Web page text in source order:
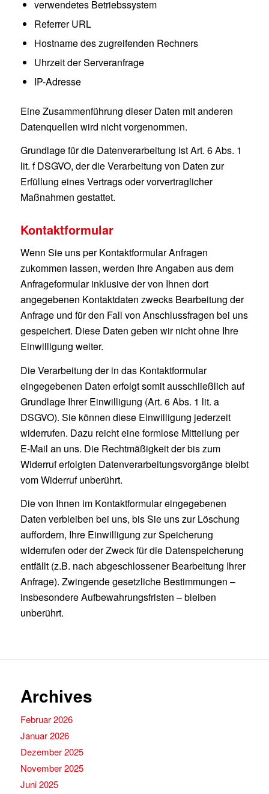
verwendetes Betriebssystem
Referrer URL
Hostname des zugreifenden Rechners
Uhrzeit der Serveranfrage
IP-Adresse
Eine Zusammenführung dieser Daten mit anderen
Datenquellen wird nicht vorgenommen.
Grundlage für die Datenverarbeitung ist Art. 6 Abs. 1
lit. f DSGVO, der die Verarbeitung von Daten zur
Erfüllung eines Vertrags oder vorvertraglicher
Maßnahmen gestattet.
Kontaktformular
Wenn Sie uns per Kontaktformular Anfragen
zukommen lassen, werden Ihre Angaben aus dem
Anfrageformular inklusive der von Ihnen dort
angegebenen Kontaktdaten zwecks Bearbeitung der
Anfrage und für den Fall von Anschlussfragen bei uns
gespeichert. Diese Daten geben wir nicht ohne Ihre
Einwilligung weiter.
Die Verarbeitung der in das Kontaktformular
eingegebenen Daten erfolgt somit ausschließlich auf
Grundlage Ihrer Einwilligung (Art. 6 Abs. 1 lit. a
DSGVO). Sie können diese Einwilligung jederzeit
widerrufen. Dazu reicht eine formlose Mitteilung per
E-Mail an uns. Die Rechtmäßigkeit der bis zum
Widerruf erfolgten Datenverarbeitungsvorgänge bleibt
vom Widerruf unberührt.
Die von Ihnen im Kontaktformular eingegebenen
Daten verbleiben bei uns, bis Sie uns zur Löschung
auffordern, Ihre Einwilligung zur Speicherung
widerrufen oder der Zweck für die Datenspeicherung
entfällt (z.B. nach abgeschlossener Bearbeitung Ihrer
Anfrage). Zwingende gesetzliche Bestimmungen –
insbesondere Aufbewahrungsfristen – bleiben
unberührt.
Archives
Februar 2026
Januar 2026
Dezember 2025
November 2025
Juni 2025